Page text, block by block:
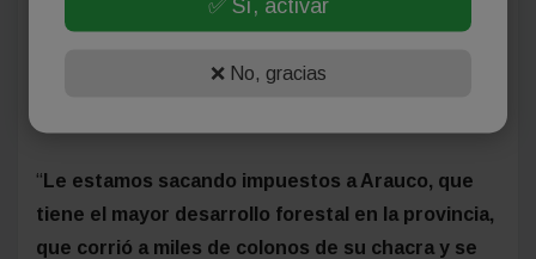
En otro tramo de la entrevista, cuestionó con dureza la
apuntó particularmente contra grandes empresas
“ Le estamos sacando impuestos a Arauco, que
tiene el mayor desarrollo forestal en la provincia,
que corrió a miles de colonos de su chacra y se
✅ Sí, activar
❌ No, gracias